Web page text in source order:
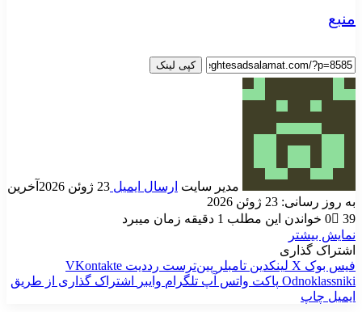
منبع
کپی لینک
مدیر سایت ارسال ایمیل 23 ژوئن 2026
آخرین
به روز رسانی: 23 ژوئن 2026
0
39
خواندن این مطلب 1 دقیقه زمان میبرد
نمایش بیشتر
اشتراک گذاری
فیس بوک X لینکدین ‫تامبلر ‫پین‌ترست ‫رددیت ‫VKontakte
‫Odnoklassniki پاکت واتس آپ تلگرام وایبر
اشتراک گذاری از طریق
ایمیل چاپ